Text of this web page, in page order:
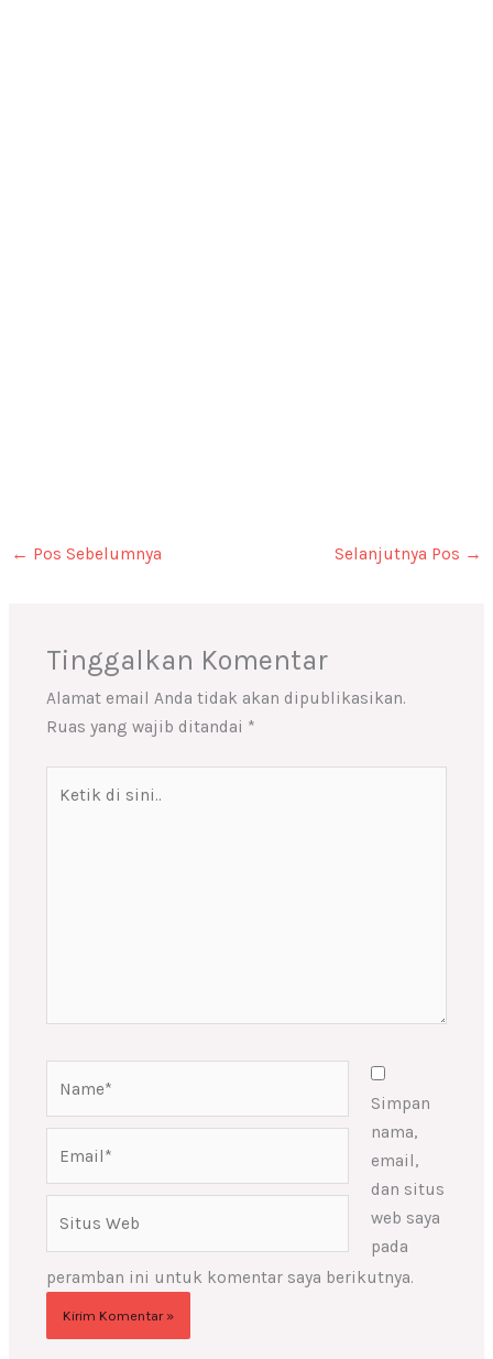
← Pos Sebelumnya Selanjutnya Pos →
Tinggalkan Komentar
Alamat email Anda tidak akan dipublikasikan.
Ruas yang wajib ditandai *
Simpan
nama,
email,
dan situs
web saya
pada
peramban ini untuk komentar saya berikutnya.